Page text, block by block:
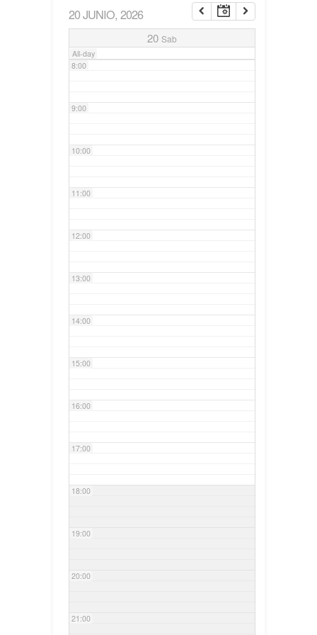
20 JUNIO, 2026
20 Sab
All-day
7:00
8:00
9:00
10:00
11:00
12:00
13:00
14:00
15:00
16:00
17:00
18:00
19:00
20:00
21:00